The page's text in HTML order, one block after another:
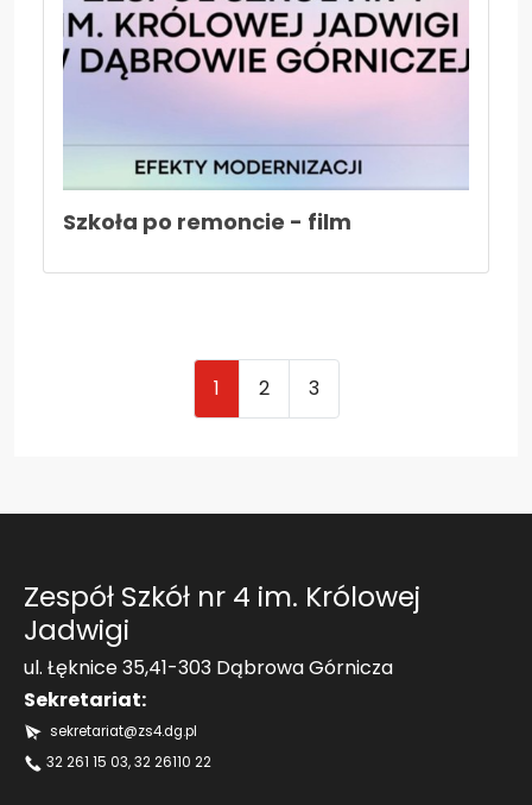
Szkoła po remoncie - film
1 2 3
Zespół Szkół nr 4 im. Królowej
Jadwigi
ul. Łęknice 35,41-303 Dąbrowa Górnicza
Sekretariat:
sekretariat@zs4.dg.pl
32 261 15 03, 32 26110 22